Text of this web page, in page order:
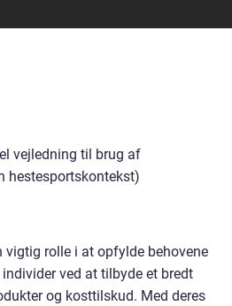
vejledning til brug af
hestesportskontekst)
vigtig rolle i at opfylde behovene
ved at tilbyde et bredt
og kosttilskud. Med deres